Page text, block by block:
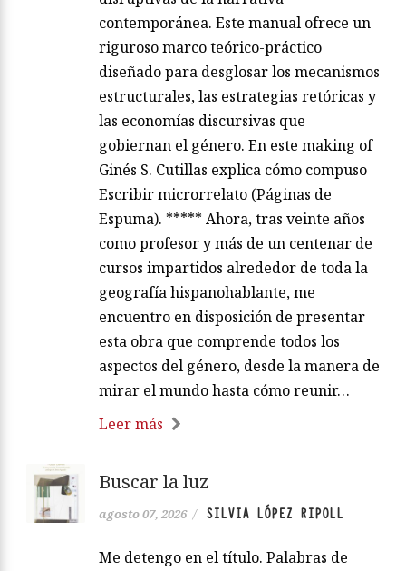
contemporánea. Este manual ofrece un
riguroso marco teórico-práctico
diseñado para desglosar los mecanismos
estructurales, las estrategias retóricas y
las economías discursivas que
gobiernan el género. En este making of
Ginés S. Cutillas explica cómo compuso
Escribir microrrelato (Páginas de
Espuma). ***** Ahora, tras veinte años
como profesor y más de un centenar de
cursos impartidos alrededor de toda la
geografía hispanohablante, me
encuentro en disposición de presentar
esta obra que comprende todos los
aspectos del género, desde la manera de
mirar el mundo hasta cómo reunir…
Leer más
Buscar la luz
agosto 07, 2026 / SILVIA LÓPEZ RIPOLL
Me detengo en el título. Palabras de